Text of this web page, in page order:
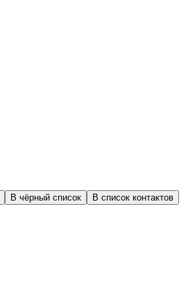
В чёрный список В список контактов